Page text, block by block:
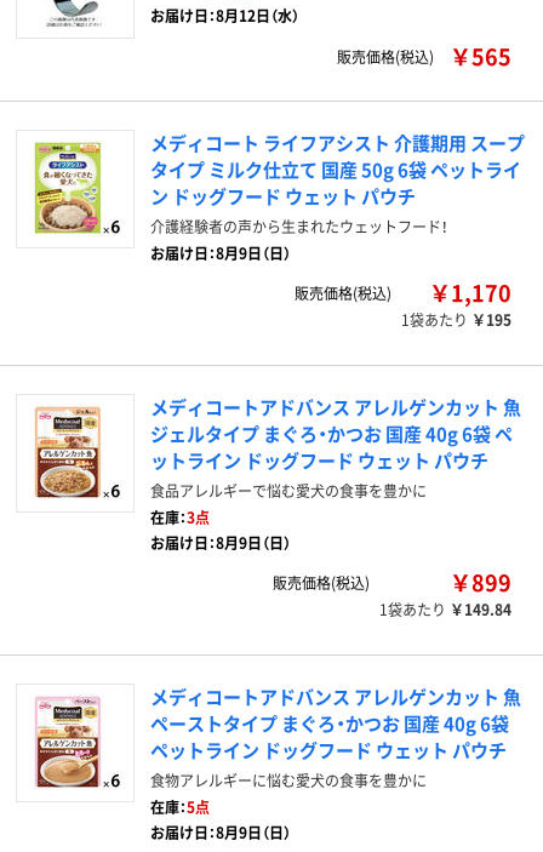
お届け日：8月12日（水）
販売価格(税込)
￥565
メディコート ライフアシスト 介護期用 スープ
タイプ ミルク仕立て 国産 50g 6袋 ペットライ
ン ドッグフード ウェット パウチ
介護経験者の声から生まれたウェットフード！
お届け日：8月9日（日）
販売価格(税込)
￥1,170
1袋あたり ￥195
メディコートアドバンス アレルゲンカット 魚
ジェルタイプ まぐろ・かつお 国産 40g 6袋 ペ
ットライン ドッグフード ウェット パウチ
食品アレルギーで悩む愛犬の食事を豊かに
在庫：3点
お届け日：8月9日（日）
販売価格(税込)
￥899
1袋あたり ￥149.84
メディコートアドバンス アレルゲンカット 魚
ペーストタイプ まぐろ・かつお 国産 40g 6袋
ペットライン ドッグフード ウェット パウチ
食物アレルギーに悩む愛犬の食事を豊かに
在庫：5点
お届け日：8月9日（日）